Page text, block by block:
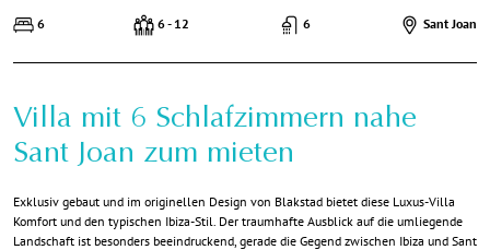
6 6 - 12 6 Sant Joan
Villa mit 6 Schlafzimmern nahe
Sant Joan zum mieten
Exklusiv gebaut und im originellen Design von Blakstad bietet diese Luxus-Villa
Komfort und den typischen Ibiza-Stil. Der traumhafte Ausblick auf die umliegende
Landschaft ist besonders beeindruckend, gerade die Gegend zwischen Ibiza und Sant